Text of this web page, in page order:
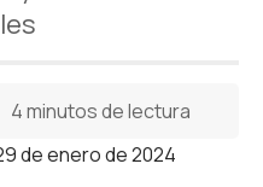
de enero de 2024
4 minutos de lectura